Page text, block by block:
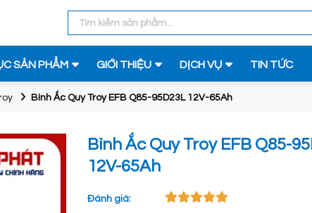
SẢN PHẨM GIỚI THIỆU DỊCH VỤ TIN TỨC
Bình Ắc Quy Troy EFB Q85-95D23L 12V-65Ah
Bình Ắc Quy Troy EFB Q85-
12V-65Ah
Đánh giá: